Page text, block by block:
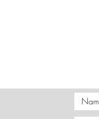
λογαριασμό.
δυσπρόσιτες περιοχές,